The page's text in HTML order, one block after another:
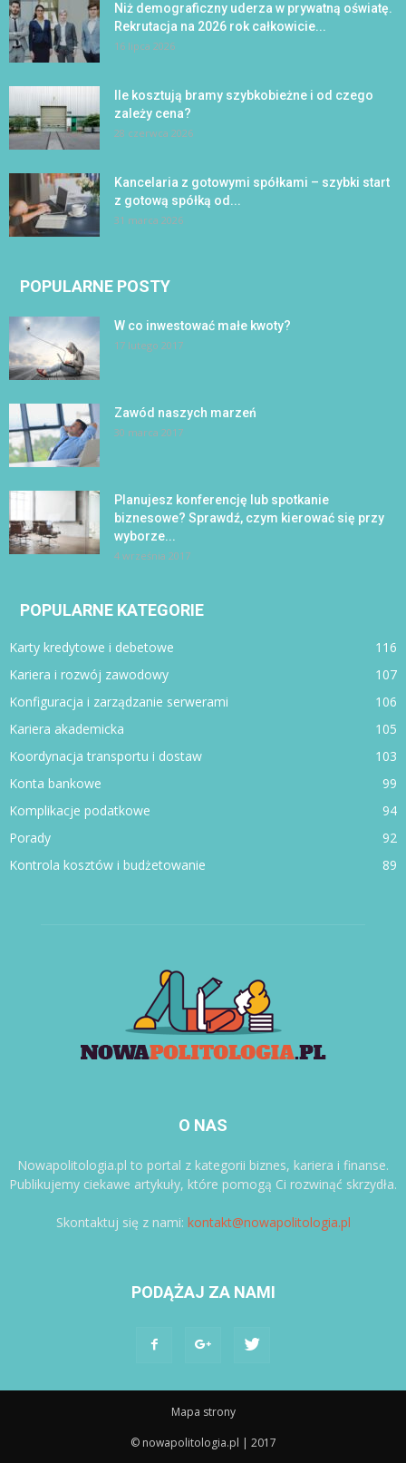
Niż demograficzny uderza w prywatną oświatę.
Rekrutacja na 2026 rok całkowicie...
16 lipca 2026
Ile kosztują bramy szybkobieżne i od czego
zależy cena?
28 czerwca 2026
Kancelaria z gotowymi spółkami – szybki start
z gotową spółką od...
31 marca 2026
POPULARNE POSTY
W co inwestować małe kwoty?
17 lutego 2017
Zawód naszych marzeń
30 marca 2017
Planujesz konferencję lub spotkanie
biznesowe? Sprawdź, czym kierować się przy
wyborze...
4 września 2017
POPULARNE KATEGORIE
Karty kredytowe i debetowe
116
Kariera i rozwój zawodowy
107
Konfiguracja i zarządzanie serwerami
106
Kariera akademicka
105
Koordynacja transportu i dostaw
103
Konta bankowe
99
Komplikacje podatkowe
94
Porady
92
Kontrola kosztów i budżetowanie
89
O NAS
Nowapolitologia.pl to portal z kategorii biznes, kariera i finanse.
Publikujemy ciekawe artykuły, które pomogą Ci rozwinąć skrzydła.
Skontaktuj się z nami: kontakt@nowapolitologia.pl
PODĄŻAJ ZA NAMI
Mapa strony
© nowapolitologia.pl | 2017